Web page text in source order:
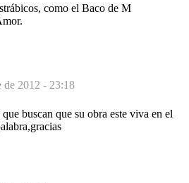
como el Baco de M
de 2012 - 23:18
buscan que su obra este viva en el